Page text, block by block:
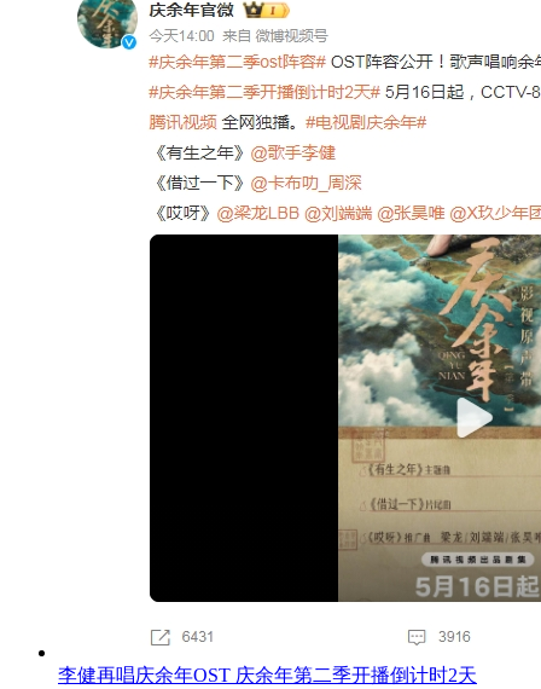
李健再唱庆余年OST 庆余年第二季开播倒计时2天